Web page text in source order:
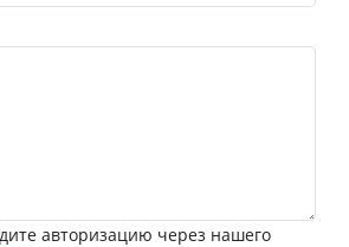
авторизацию через нашего